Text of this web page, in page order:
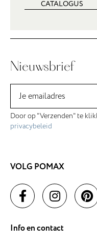
CATALOGUS
Nieuwsbrief
Door op "Verzenden" te
privacybeleid
VOLG POMAX
Info en contact